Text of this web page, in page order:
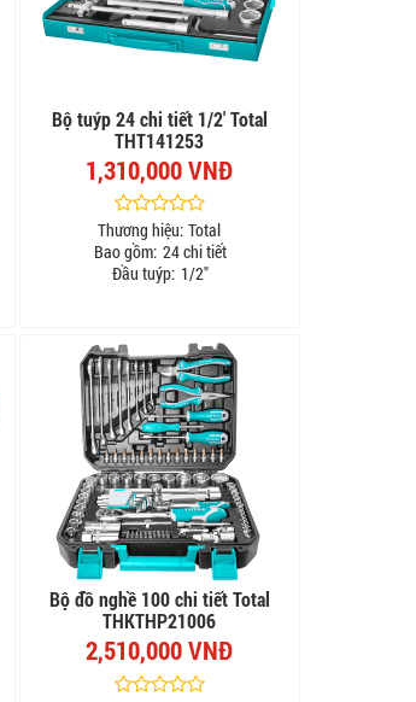
Bộ tuýp 24 chi tiết 1/2' Total
THT141253
1,310,000 VNĐ
Thương hiệu: Total
Bao gồm: 24 chi tiết
Đầu tuýp: 1/2"
Bộ đồ nghề 100 chi tiết Total
THKTHP21006
2,510,000 VNĐ